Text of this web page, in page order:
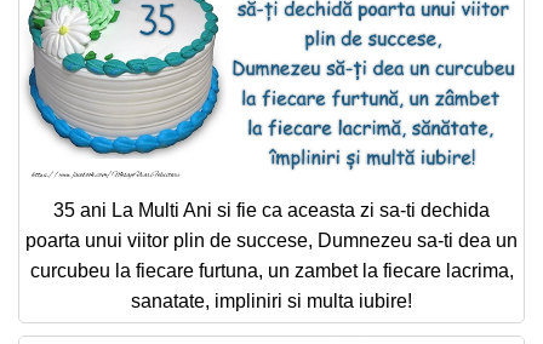
35 ani La Multi Ani si fie ca aceasta zi sa-ti dechida
poarta unui viitor plin de succese, Dumnezeu sa-ti dea un
curcubeu la fiecare furtuna, un zambet la fiecare lacrima,
sanatate, impliniri si multa iubire!